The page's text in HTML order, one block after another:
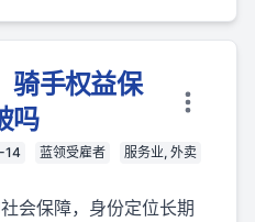
骑手权益保
吗
14 蓝领受雇者
服务业, 外卖
会保障，身份定位长期